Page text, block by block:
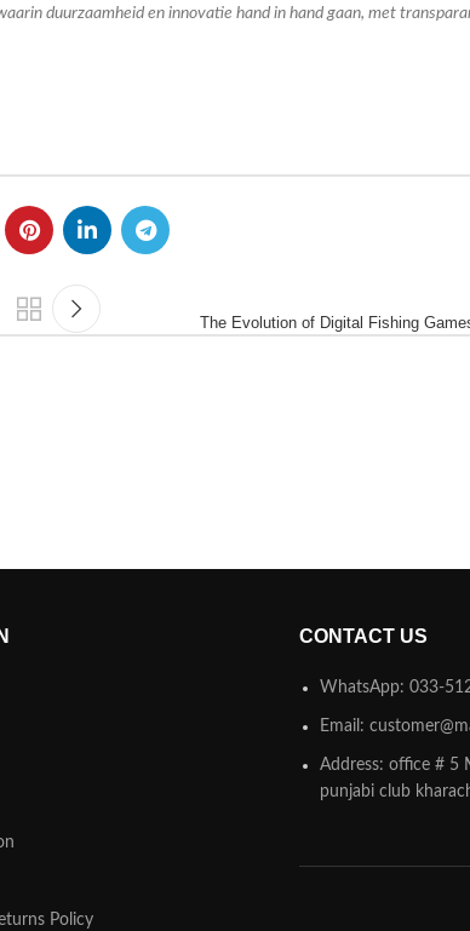
duurzaamheid en innovatie hand in hand gaan, met
The Evolution of Digital Fishing
Policy
CONTACT US
WhatsApp: 033-
Email:
Address: office # 5
punjabi club